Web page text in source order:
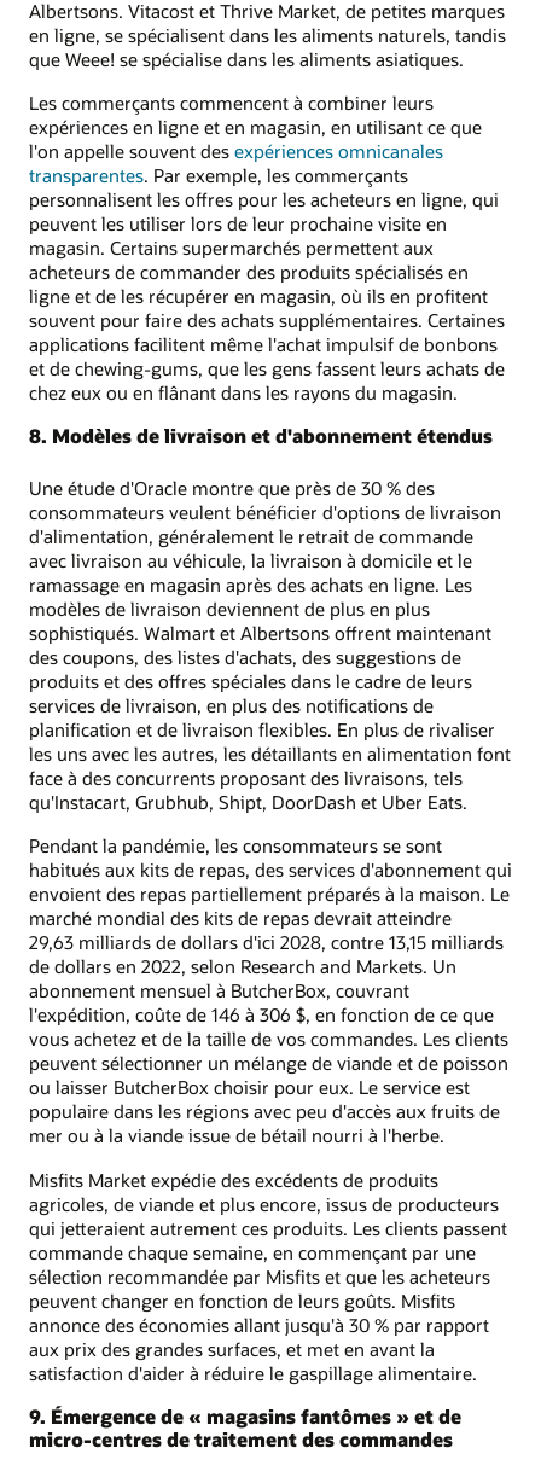
Albertsons. Vitacost et Thrive Market, de petites marques
en ligne, se spécialisent dans les aliments naturels, tandis
que Weee! se spécialise dans les aliments asiatiques.
Les commerçants commencent à combiner leurs
expériences en ligne et en magasin, en utilisant ce que
l'on appelle souvent des expériences omnicanales
transparentes. Par exemple, les commerçants
personnalisent les offres pour les acheteurs en ligne, qui
peuvent les utiliser lors de leur prochaine visite en
magasin. Certains supermarchés permettent aux
acheteurs de commander des produits spécialisés en
ligne et de les récupérer en magasin, où ils en profitent
souvent pour faire des achats supplémentaires. Certaines
applications facilitent même l'achat impulsif de bonbons
et de chewing-gums, que les gens fassent leurs achats de
chez eux ou en flânant dans les rayons du magasin.
8. Modèles de livraison et d'abonnement étendus
Une étude d'Oracle montre que près de 30 % des
consommateurs veulent bénéficier d'options de livraison
d'alimentation, généralement le retrait de commande
avec livraison au véhicule, la livraison à domicile et le
ramassage en magasin après des achats en ligne. Les
modèles de livraison deviennent de plus en plus
sophistiqués. Walmart et Albertsons offrent maintenant
des coupons, des listes d'achats, des suggestions de
produits et des offres spéciales dans le cadre de leurs
services de livraison, en plus des notifications de
planification et de livraison flexibles. En plus de rivaliser
les uns avec les autres, les détaillants en alimentation font
face à des concurrents proposant des livraisons, tels
qu'Instacart, Grubhub, Shipt, DoorDash et Uber Eats.
Pendant la pandémie, les consommateurs se sont
habitués aux kits de repas, des services d'abonnement qui
envoient des repas partiellement préparés à la maison. Le
marché mondial des kits de repas devrait atteindre
29,63 milliards de dollars d'ici 2028, contre 13,15 milliards
de dollars en 2022, selon Research and Markets. Un
abonnement mensuel à ButcherBox, couvrant
l'expédition, coûte de 146 à 306 $, en fonction de ce que
vous achetez et de la taille de vos commandes. Les clients
peuvent sélectionner un mélange de viande et de poisson
ou laisser ButcherBox choisir pour eux. Le service est
populaire dans les régions avec peu d'accès aux fruits de
mer ou à la viande issue de bétail nourri à l'herbe.
Misfits Market expédie des excédents de produits
agricoles, de viande et plus encore, issus de producteurs
qui jetteraient autrement ces produits. Les clients passent
commande chaque semaine, en commençant par une
sélection recommandée par Misfits et que les acheteurs
peuvent changer en fonction de leurs goûts. Misfits
annonce des économies allant jusqu'à 30 % par rapport
aux prix des grandes surfaces, et met en avant la
satisfaction d'aider à réduire le gaspillage alimentaire.
9. Émergence de « magasins fantômes » et de
micro-centres de traitement des commandes